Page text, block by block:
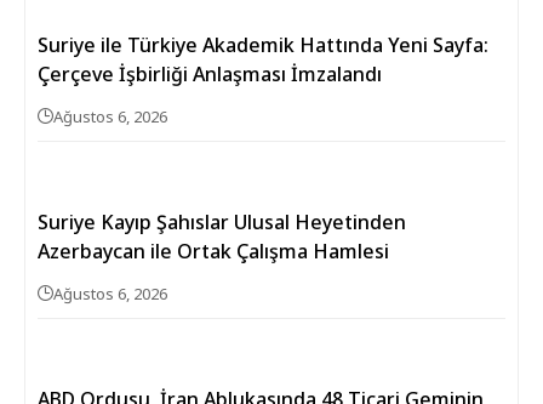
Suriye ile Türkiye Akademik Hattında Yeni Sayfa:
Çerçeve İşbirliği Anlaşması İmzalandı
Ağustos 6, 2026
Suriye Kayıp Şahıslar Ulusal Heyetinden
Azerbaycan ile Ortak Çalışma Hamlesi
Ağustos 6, 2026